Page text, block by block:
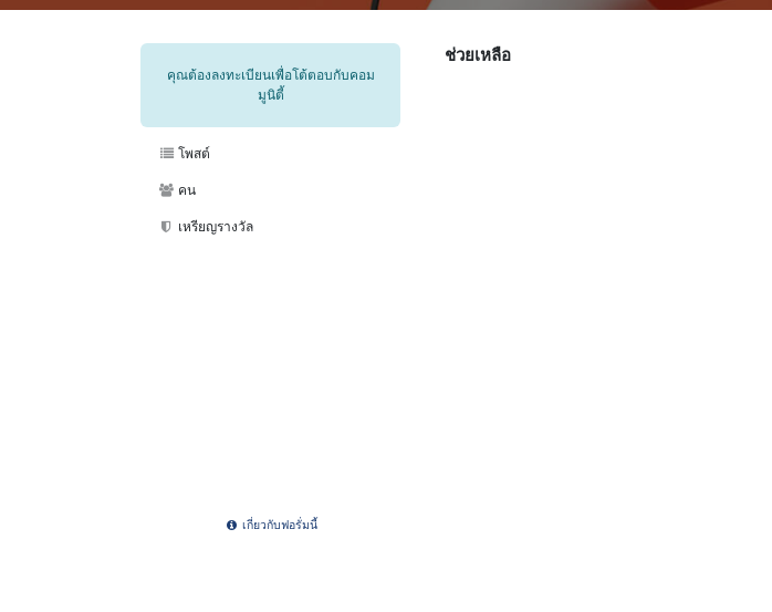
คุณต้องลงทะเบียนเพื่อโต้ตอบกับคอม
มูนิตี้
โพสต์
คน
เหรียญรางวัล
เกี่ยวกับฟอรั่มนี้
ช่วยเหลือ